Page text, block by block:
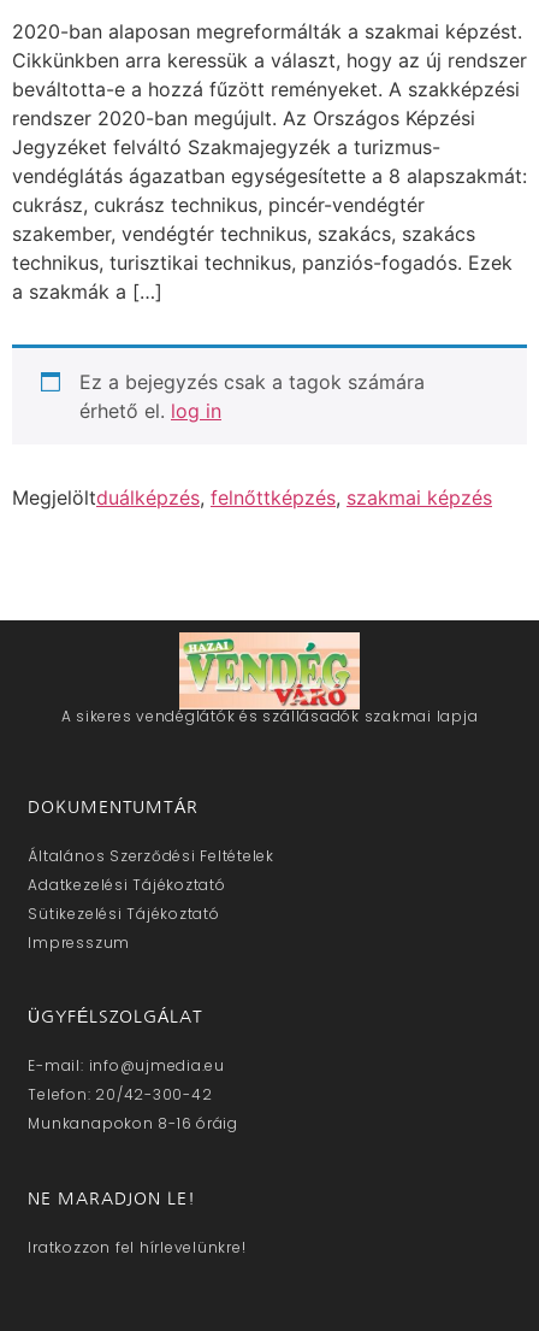
2020-ban alaposan megreformálták a szakmai képzést.
Cikkünkben arra keressük a választ, hogy az új rendszer
beváltotta-e a hozzá fűzött reményeket. A szakképzési
rendszer 2020-ban megújult. Az Országos Képzési
Jegyzéket felváltó Szakmajegyzék a turizmus-
vendéglátás ágazatban egységesítette a 8 alapszakmát:
cukrász, cukrász technikus, pincér-vendégtér
szakember, vendégtér technikus, szakács, szakács
technikus, turisztikai technikus, panziós-fogadós. Ezek
a szakmák a […]
Ez a bejegyzés csak a tagok számára
érhető el. log in
Megjelöltduálképzés, felnőttképzés, szakmai képzés
A sikeres vendéglátók és szállásadók szakmai lapja
DOKUMENTUMTÁR
Általános Szerződési Feltételek
Adatkezelési Tájékoztató
Sütikezelési Tájékoztató
Impresszum
ÜGYFÉLSZOLGÁLAT
E-mail: info@ujmedia.eu
Telefon: 20/42-300-42
Munkanapokon 8-16 óráig
NE MARADJON LE!
Iratkozzon fel hírlevelünkre!